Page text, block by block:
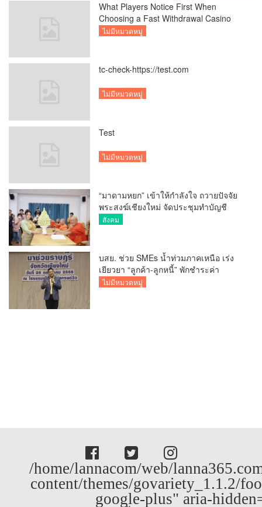
What Players Notice First When
Choosing a Fast Withdrawal Casino
UK
ไม่มีหมวดหมู่
tc-check-https://test.com
ไม่มีหมวดหมู่
Test
ไม่มีหมวดหมู่
“มาดามหยก” เข้าให้กำลังใจ ถวายปัจจัย
พระสงฆ์เชียงใหม่ จัดประชุมทำบัญชี
รายรับรายจ่ายของวัด กว่า 300 รูป ที่วัด
สังคม
บสย. ช่วย SMEs น้ำท่วมภาคเหนือ เร่ง
เยียวยา “ลูกค้า-ลูกหนี้” พักชำระค่า
ธรรมเนียม-ค่างวด
ไม่มีหมวดหมู่
/home/lannacom/web/
content/themes/govariety_1.1.2/
google-plus" aria-